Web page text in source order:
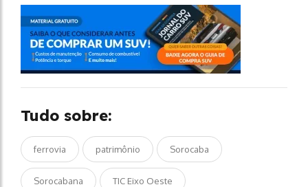
Tudo sobre:
ferrovia patrimônio Sorocaba
Sorocabana TIC Eixo Oeste